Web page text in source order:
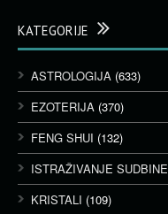
KATEGORIJE
ASTROLOGIJA (633)
EZOTERIJA (370)
FENG SHUI (132)
ISTRAŽIVANJE SUDBINE
KRISTALI (109)